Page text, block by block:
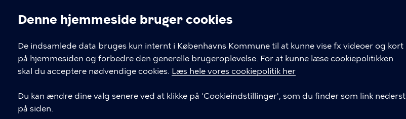
Cookieindstillinger
Denne hjemmeside bruger cookies
De indsamlede data bruges kun internt i Københavns Kommune til at kunne vise fx videoer og kort
på hjemmesiden og forbedre den generelle brugeroplevelse. For at kunne læse cookiepolitikken
skal du acceptere nødvendige cookies. Læs hele vores cookiepolitik her
Du kan ændre dine valg senere ved at klikke på 'Cookieindstillinger', som du finder som link nederst
på siden.
Børne- og ungdomsforvaltningen Login som leverandør